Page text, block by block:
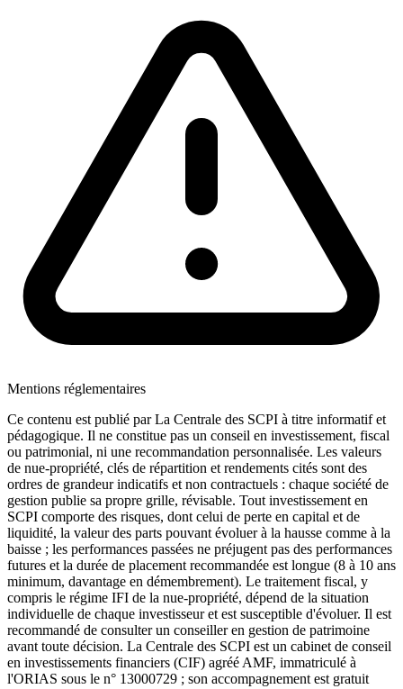
Mentions réglementaires
Ce contenu est publié par La Centrale des SCPI à titre informatif et
pédagogique. Il ne constitue pas un conseil en investissement, fiscal
ou patrimonial, ni une recommandation personnalisée. Les valeurs
de nue-propriété, clés de répartition et rendements cités sont des
ordres de grandeur indicatifs et non contractuels : chaque société de
gestion publie sa propre grille, révisable. Tout investissement en
SCPI comporte des risques, dont celui de perte en capital et de
liquidité, la valeur des parts pouvant évoluer à la hausse comme à la
baisse ; les performances passées ne préjugent pas des performances
futures et la durée de placement recommandée est longue (8 à 10 ans
minimum, davantage en démembrement). Le traitement fiscal, y
compris le régime IFI de la nue-propriété, dépend de la situation
individuelle de chaque investisseur et est susceptible d'évoluer. Il est
recommandé de consulter un conseiller en gestion de patrimoine
avant toute décision. La Centrale des SCPI est un cabinet de conseil
en investissements financiers (CIF) agréé AMF, immatriculé à
l'ORIAS sous le n° 13000729 ; son accompagnement est gratuit